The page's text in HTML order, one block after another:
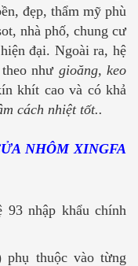
đẹp, thẩm mỹ phù
nhà phố, chung cư
đại. Ngoài ra, hệ
như gioăng, keo
khít cao và có khả
cách nhiệt tốt..
NHÔM XINGFA
93 nhập khẩu chính
phụ thuộc vào từng